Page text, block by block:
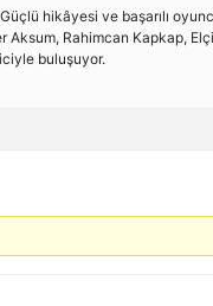
hikâyesi ve başarılı
Rahimcan Kapkap,
buluşuyor.